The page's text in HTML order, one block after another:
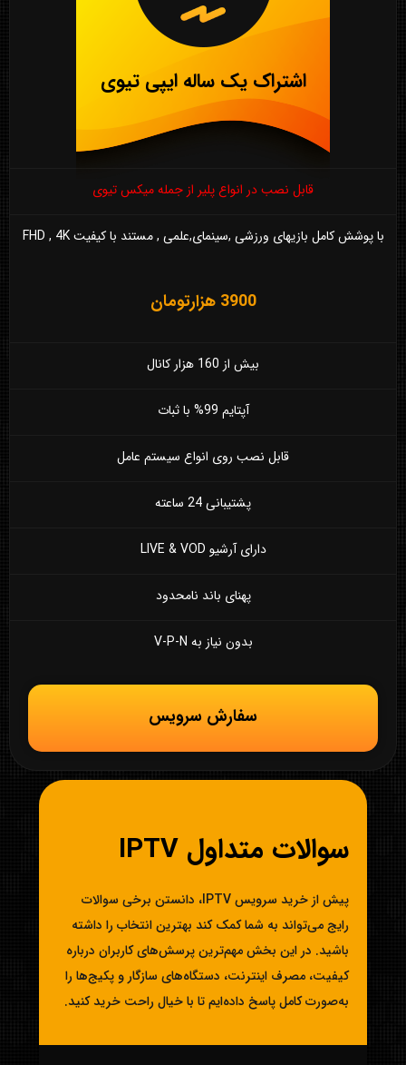
اشتراک یک ساله ایپی تیوی
قابل نصب در انواع پلیر از جمله میکس تیوی
با پوشش کامل بازیهای ورزشی ,سینمای,علمی , مستند با کیفیت FHD , 4K
3900 هزارتومان
بیش از 160 هزار کانال
آپتایم 99% با ثبات
قابل نصب روی انواع سیستم عامل
پشتیبانی 24 ساعته
دارای آرشیو LIVE & VOD
پهنای باند نامحدود
بدون نیاز به V-P-N
سفارش سرویس
سوالات متداول IPTV
پیش از خرید سرویس IPTV، دانستن برخی سوالات
رایج می‌تواند به شما کمک کند بهترین انتخاب را داشته
باشید. در این بخش مهم‌ترین پرسش‌های کاربران درباره
کیفیت، مصرف اینترنت، دستگاه‌های سازگار و پکیج‌ها را
به‌صورت کامل پاسخ داده‌ایم تا با خیال راحت خرید کنید.